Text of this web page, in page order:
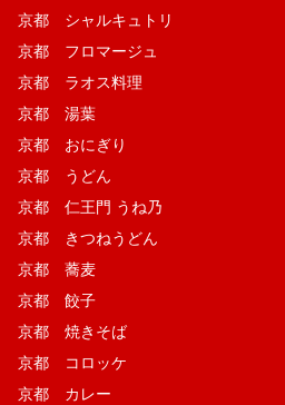
京都 シャルキュトリ
京都 フロマージュ
京都 ラオス料理
京都 湯葉
京都 おにぎり
京都 うどん
京都 仁王門 うね乃
京都 きつねうどん
京都 蕎麦
京都 餃子
京都 焼きそば
京都 コロッケ
京都 カレー